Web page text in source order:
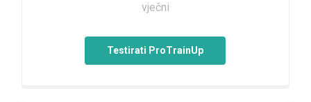
vječni
Testirati ProTrainUp